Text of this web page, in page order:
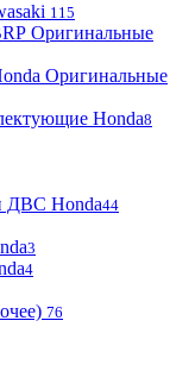
115
Оригинальные
Оригинальные
Honda8
ДВС Honda44
3
4
76